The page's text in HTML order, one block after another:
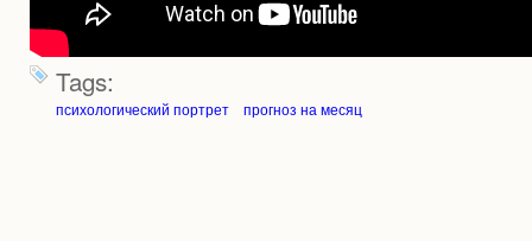
Tags:
психологический портрет прогноз на месяц